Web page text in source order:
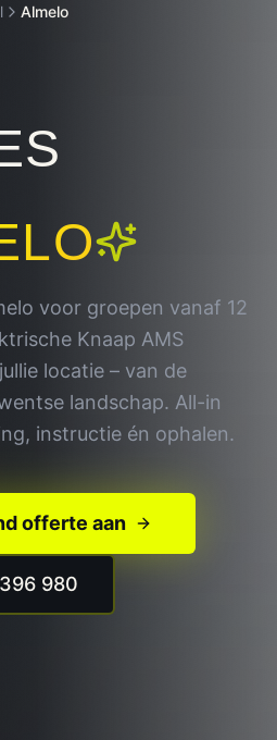
Almelo
voor groepen vanaf 12
Knaap AMS
locatie – van de
landschap. All-in
instructie én ophalen.
offerte aan
980